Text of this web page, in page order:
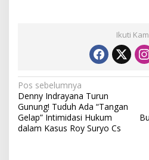
k
a
n
Ikuti
N
a
v
i
Pos sebelumnya
Denny Indrayana Turun
Gunung! Tuduh Ada “Tangan
Gelap” Intimidasi Hukum
dalam Kasus Roy Suryo Cs